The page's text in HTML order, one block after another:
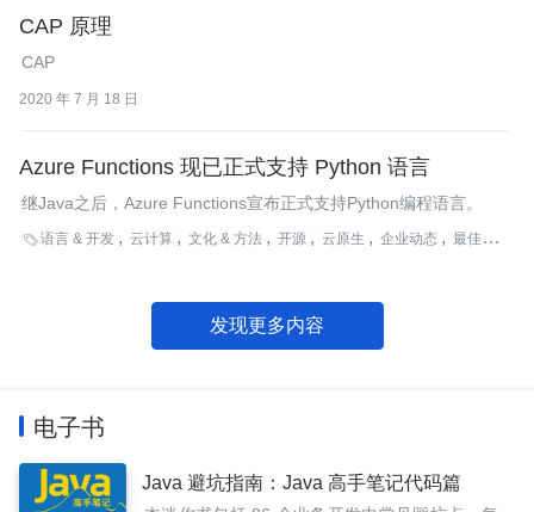
CAP 原理
CAP
2020 年 7 月 18 日
Azure Functions 现已正式支持 Python 语言
继Java之后，Azure Functions宣布正式支持Python编程语言。
语言 & 开发 云计算 文化 & 方法 开源 云原生 企业动态 最佳实践
发现更多内容
电子书
Java 避坑指南：Java 高手笔记代码篇